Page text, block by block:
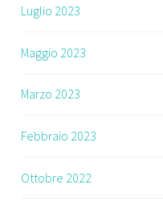
Luglio 2023
Maggio 2023
Marzo 2023
Febbraio 2023
Ottobre 2022